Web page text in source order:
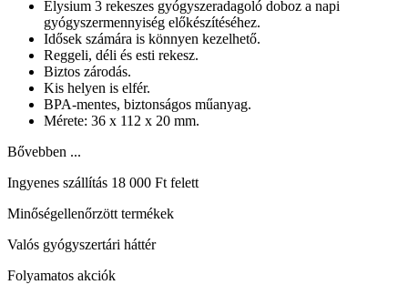
Elysium 3 rekeszes gyógyszeradagoló doboz a napi
gyógyszermennyiség előkészítéséhez.
Idősek számára is könnyen kezelhető.
Reggeli, déli és esti rekesz.
Biztos zárodás.
Kis helyen is elfér.
BPA-mentes, biztonságos műanyag.
Mérete: 36 x 112 x 20 mm.
Bővebben ...
Ingyenes szállítás 18 000 Ft felett
Minőségellenőrzött termékek
Valós gyógyszertári háttér
Folyamatos akciók